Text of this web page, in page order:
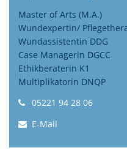
Master of Arts (M.A.)
Wundexpertin/
Wundassistentin DDG
Case Managerin DGCC
Ethikberaterin K1
Multiplikatorin DNQP
05221 94 28 06
E-Mail